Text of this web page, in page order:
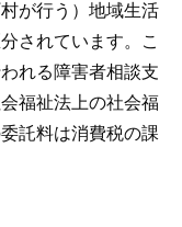
が行う）地域生活
されています。こ
れる障害者相談支
福祉法上の社会福
託料は消費税の課